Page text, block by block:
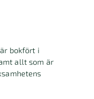
bokfört i
allt som är